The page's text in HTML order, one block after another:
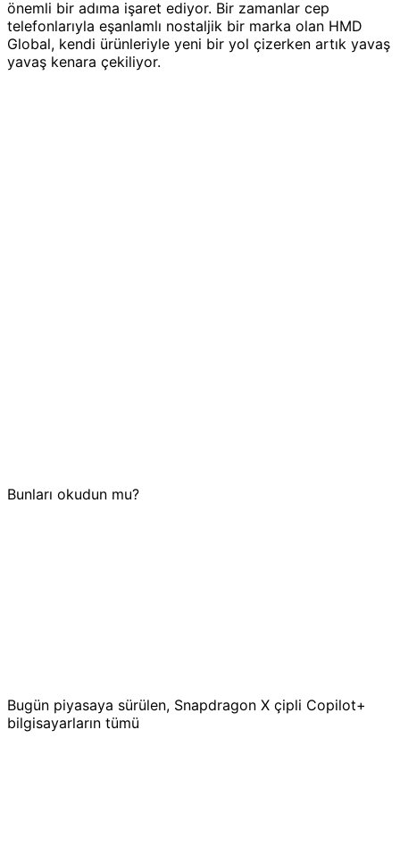
önemli bir adıma işaret ediyor. Bir zamanlar cep
telefonlarıyla eşanlamlı nostaljik bir marka olan HMD
Global, kendi ürünleriyle yeni bir yol çizerken artık yavaş
yavaş kenara çekiliyor.
Bunları okudun mu?
Bugün piyasaya sürülen, Snapdragon X çipli Copilot+
bilgisayarların tümü